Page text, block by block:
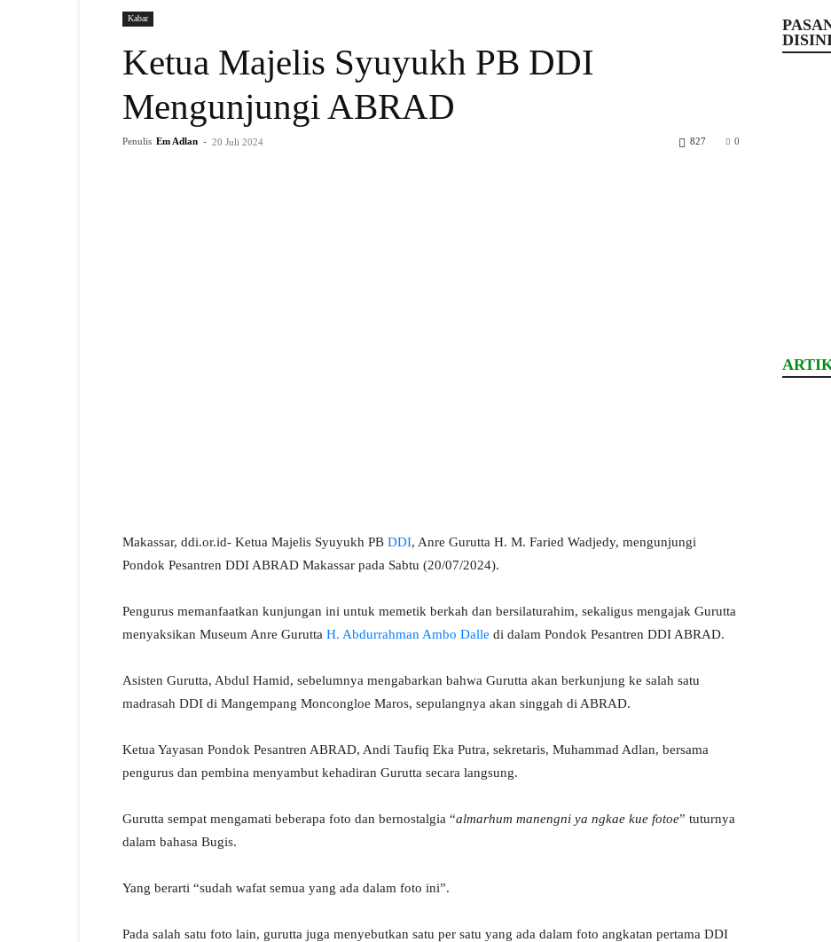
Kabar
Ketua Majelis Syuyukh PB DDI
Mengunjungi ABRAD
Penulis Em Adlan - 20 Juli 2024 0
827
Makassar, ddi.or.id- Ketua Majelis Syuyukh PB DDI, Anre Gurutta H. M. Faried Wadjedy, mengunjungi
Pondok Pesantren DDI ABRAD Makassar pada Sabtu (20/07/2024).
Pengurus memanfaatkan kunjungan ini untuk memetik berkah dan bersilaturahim, sekaligus mengajak Gurutta
menyaksikan Museum Anre Gurutta H. Abdurrahman Ambo Dalle di dalam Pondok Pesantren DDI ABRAD.
Asisten Gurutta, Abdul Hamid, sebelumnya mengabarkan bahwa Gurutta akan berkunjung ke salah satu
madrasah DDI di Mangempang Moncongloe Maros, sepulangnya akan singgah di ABRAD.
Ketua Yayasan Pondok Pesantren ABRAD, Andi Taufiq Eka Putra, sekretaris, Muhammad Adlan, bersama
pengurus dan pembina menyambut kehadiran Gurutta secara langsung.
Gurutta sempat mengamati beberapa foto dan bernostalgia “almarhum manengni ya ngkae kue fotoe” tuturnya
dalam bahasa Bugis.
Yang berarti “sudah wafat semua yang ada dalam foto ini”.
Pada salah satu foto lain, gurutta juga menyebutkan satu per satu yang ada dalam foto angkatan pertama DDI